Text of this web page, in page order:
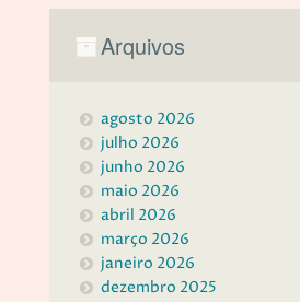
Arquivos
agosto 2026
julho 2026
junho 2026
maio 2026
abril 2026
março 2026
janeiro 2026
dezembro 2025